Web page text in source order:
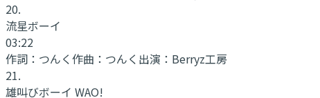
20.
流星ボーイ
03:22
作詞： つんく作曲： つんく 出演： Berryz工房
21.
雄叫びボーイ WAO!